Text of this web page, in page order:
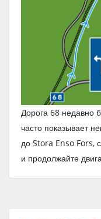
Дорога 68 недавно
часто показывает
до Stora Enso Fors,
и продолжайте